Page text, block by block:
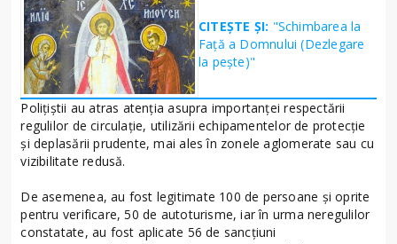
CITEȘTE ȘI: "Schimbarea la
Față a Domnului (Dezlegare
la peşte)"
Polițiștii au atras atenția asupra importanței respectării
regulilor de circulație, utilizării echipamentelor de protecție
și deplasării prudente, mai ales în zonele aglomerate sau cu
vizibilitate redusă.
De asemenea, au fost legitimate 100 de persoane și oprite
pentru verificare, 50 de autoturisme, iar în urma neregulilor
constatate, au fost aplicate 56 de sancțiuni